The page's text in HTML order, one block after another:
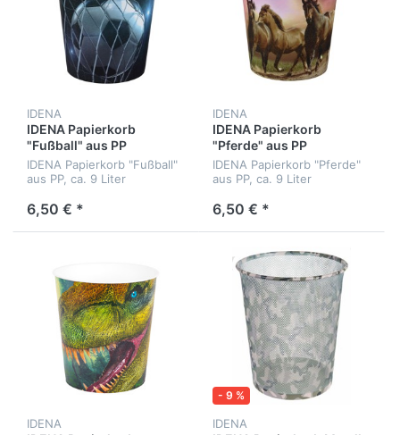
IDENA
IDENA Papierkorb
"Fußball" aus PP
IDENA Papierkorb "Fußball"
aus PP, ca. 9 Liter
6,50 € *
IDENA
IDENA Papierkorb
"Pferde" aus PP
IDENA Papierkorb "Pferde"
aus PP, ca. 9 Liter
6,50 € *
IDENA
- 9 %
IDENA